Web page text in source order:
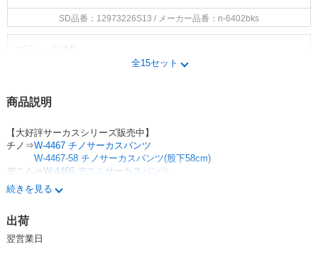
SD品番：12973226S13 / メーカー品番：n-6402bks
ブラック(L)
全15セット
商品説明
【大好評サーカスシリーズ販売中】
チノ⇒W-4467 チノサーカスパンツ
W-4467-58 チノサーカスパンツ(股下58cm)
デニム⇒ W-4466 デニムサーカスパンツ
W-4466-58 デニムサーカスパンツ(股下58cm)
《商品説明》
続きを見る
出荷
翌営業日